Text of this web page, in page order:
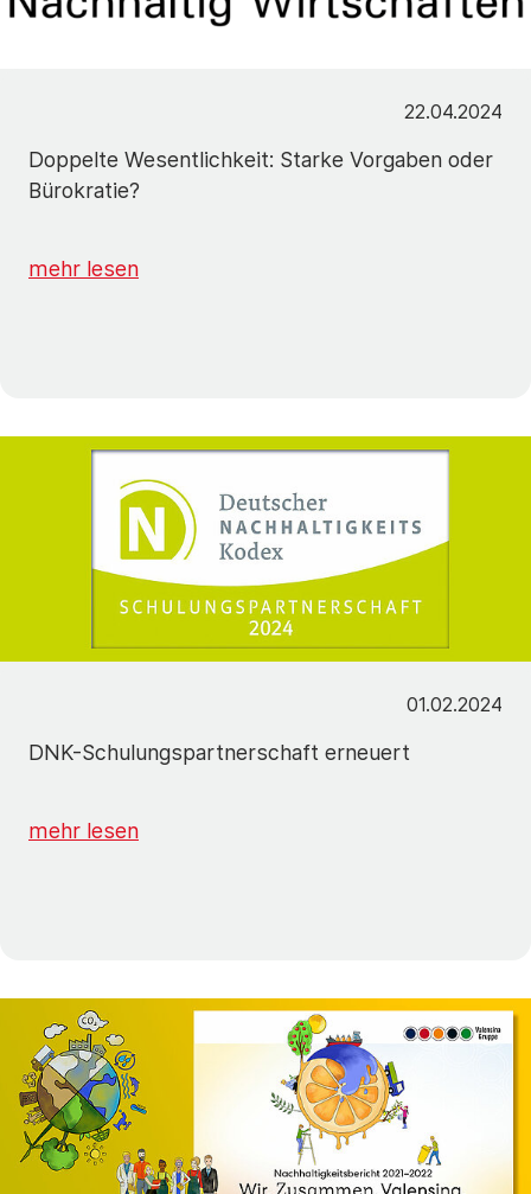
22.04.2024
Doppelte Wesentlichkeit: Starke Vorgaben oder
Bürokratie?
mehr lesen
01.02.2024
DNK-Schulungspartnerschaft erneuert
mehr lesen